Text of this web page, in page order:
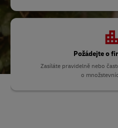
Požádejte o
Zasíláte pravidelně nebo
o